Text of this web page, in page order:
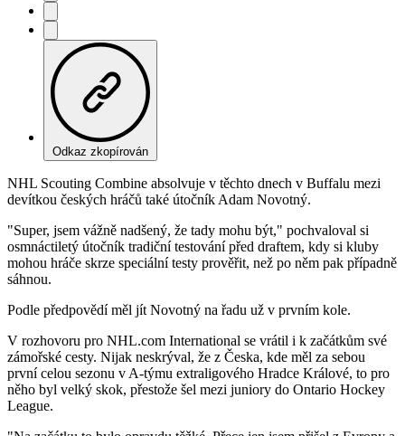
Odkaz zkopírován
NHL Scouting Combine absolvuje v těchto dnech v Buffalu mezi
devítkou českých hráčů také útočník Adam Novotný.
"Super, jsem vážně nadšený, že tady mohu být," pochvaloval si
osmnáctiletý útočník tradiční testování před draftem, kdy si kluby
mohou hráče skrze speciální testy prověřit, než po něm pak případně
sáhnou.
Podle předpovědí měl jít Novotný na řadu už v prvním kole.
V rozhovoru pro NHL.com International se vrátil i k začátkům své
zámořské cesty. Nijak neskrýval, že z Česka, kde měl za sebou
první celou sezonu v A-týmu extraligového Hradce Králové, to pro
něho byl velký skok, přestože šel mezi juniory do Ontario Hockey
League.